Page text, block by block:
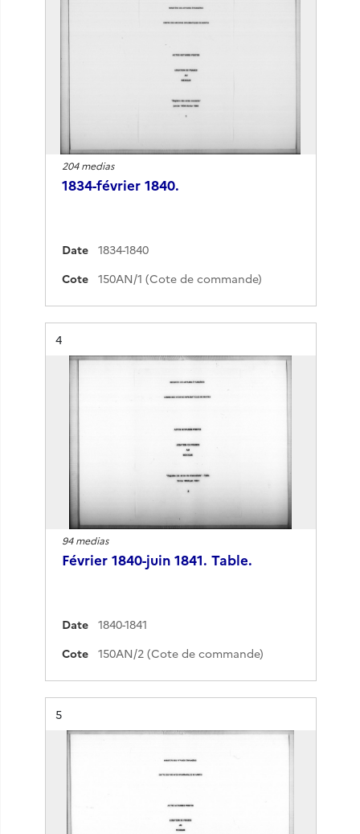
204 medias
1834-février 1840.
Date
1834-1840
Cote
150AN/1 (Cote de commande)
Résultat n°
4
94 medias
Février 1840-juin 1841. Table.
Date
1840-1841
Cote
150AN/2 (Cote de commande)
Résultat n°
5